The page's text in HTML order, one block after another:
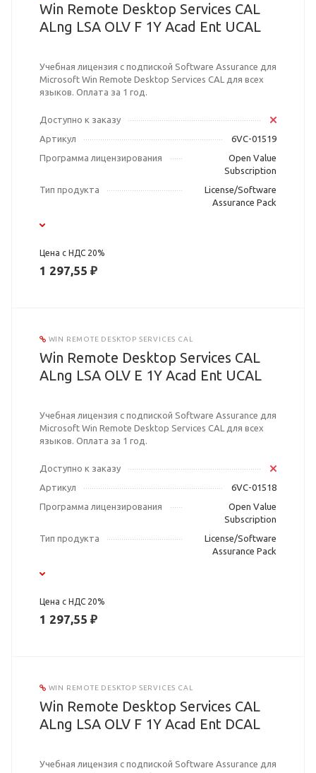
Win Remote Desktop Services CAL
ALng LSA OLV F 1Y Acad Ent UCAL
Учебная лицензия с подпиской Software Assurance для
Microsoft Win Remote Desktop Services CAL для всех
языков. Оплата за 1 год.
Доступно к заказу
Артикул
6VC-01519
Программа лицензирования
Open Value
Subscription
Тип продукта
License/Software
Assurance Pack
Цена с НДС 20%
1 297,55 ₽
WIN REMOTE DESKTOP SERVICES CAL
Win Remote Desktop Services CAL
ALng LSA OLV E 1Y Acad Ent UCAL
Учебная лицензия с подпиской Software Assurance для
Microsoft Win Remote Desktop Services CAL для всех
языков. Оплата за 1 год.
Доступно к заказу
Артикул
6VC-01518
Программа лицензирования
Open Value
Subscription
Тип продукта
License/Software
Assurance Pack
Цена с НДС 20%
1 297,55 ₽
WIN REMOTE DESKTOP SERVICES CAL
Win Remote Desktop Services CAL
ALng LSA OLV F 1Y Acad Ent DCAL
Учебная лицензия с подпиской Software Assurance для